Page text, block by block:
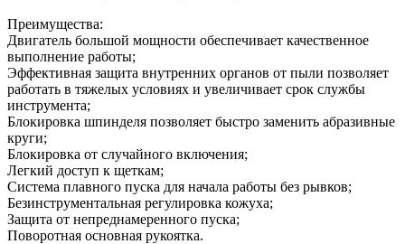
Преимущества:
Двигатель большой мощности обеспечивает качественное
выполнение работы;
Эффективная защита внутренних органов от пыли позволяет
работать в тяжелых условиях и увеличивает срок службы
инструмента;
Блокировка шпинделя позволяет быстро заменить абразивные
круги;
Блокировка от случайного включения;
Легкий доступ к щеткам;
Система плавного пуска для начала работы без рывков;
Безинструментальная регулировка кожуха;
Защита от непреднамеренного пуска;
Поворотная основная рукоятка.